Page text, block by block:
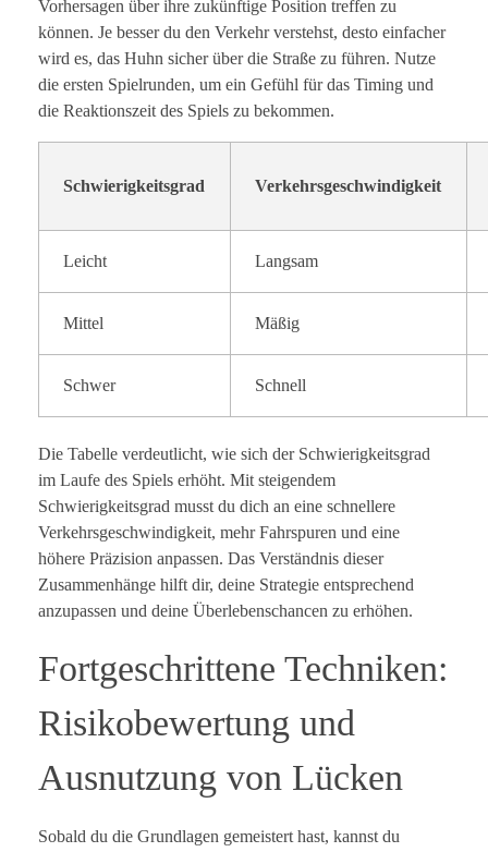
Vorhersagen über ihre zukünftige Position treffen zu
können. Je besser du den Verkehr verstehst, desto einfacher
wird es, das Huhn sicher über die Straße zu führen. Nutze
die ersten Spielrunden, um ein Gefühl für das Timing und
die Reaktionszeit des Spiels zu bekommen.
Schwierigkeitsgrad Verkehrsgeschwindigkeit
Leicht Langsam
Mittel Mäßig
Schwer Schnell
Die Tabelle verdeutlicht, wie sich der Schwierigkeitsgrad
im Laufe des Spiels erhöht. Mit steigendem
Schwierigkeitsgrad musst du dich an eine schnellere
Verkehrsgeschwindigkeit, mehr Fahrspuren und eine
höhere Präzision anpassen. Das Verständnis dieser
Zusammenhänge hilft dir, deine Strategie entsprechend
anzupassen und deine Überlebenschancen zu erhöhen.
Fortgeschrittene Techniken:
Risikobewertung und
Ausnutzung von Lücken
Sobald du die Grundlagen gemeistert hast, kannst du